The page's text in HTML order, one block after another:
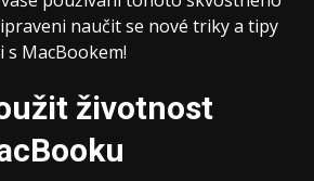
naučit se nové triky a tipy
MacBookem!
životnost